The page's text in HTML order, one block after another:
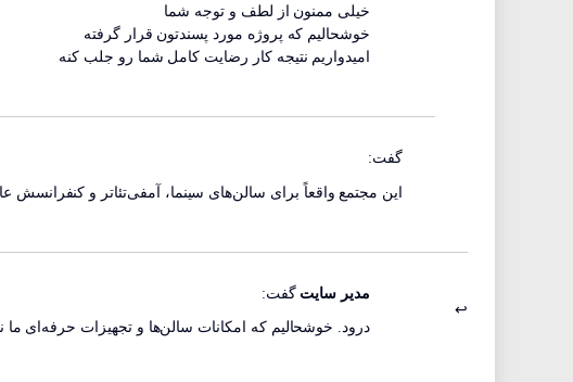
خیلی ممنون از لطف و توجه شما
خوشحالیم که پروژه مورد پسندتون قرار گرفته
امیدواریم نتیجه کار رضایت کامل شما رو جلب کنه
گفت:
این مجتمع واقعاً برای سالن‌های سینما، آمفی‌تئاتر و
مدیر سایت گفت:
درود. خوشحالیم که امکانات سالن‌ها و تجهیزات حرفه‌ای